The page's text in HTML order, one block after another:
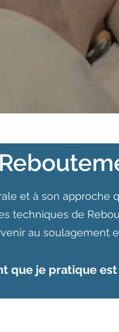
et à son approche
techniques de
au soulagement
que je pratique